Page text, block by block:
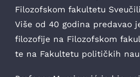
Filozofskom fakultetu
Više od 40 godina predavao
filozofije na Filozofskom
te na Fakultetu političkih